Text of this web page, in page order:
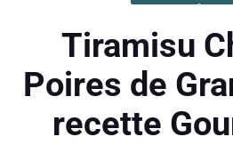
Tiramisu
Poires de
recette